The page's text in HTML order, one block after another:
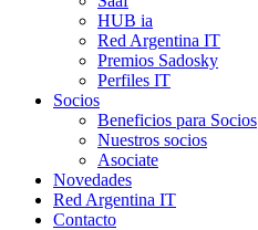
HUB ia
Red Argentina IT
Premios Sadosky
Perfiles IT
Socios
Beneficios para Socios
Nuestros socios
Asociate
Novedades
Red Argentina IT
Contacto